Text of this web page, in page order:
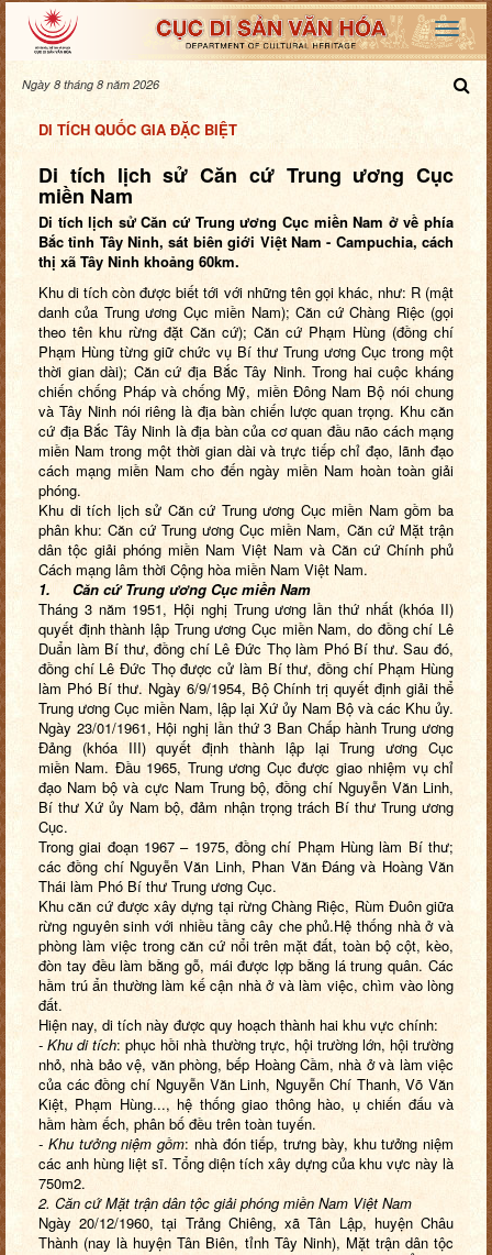
Ngày 8 tháng 8 năm 2026
DI TÍCH QUỐC GIA ĐẶC BIỆT
Di tích lịch sử Căn cứ Trung ương Cục
miền Nam
Di tích lịch sử Căn cứ Trung ương Cục miền Nam ở về phía
Bắc tỉnh Tây Ninh, sát biên giới Việt Nam - Campuchia, cách
thị xã Tây Ninh khoảng 60km.
Khu di tích còn được biết tới với những tên gọi khác, như: R (mật
danh của Trung ương Cục miền Nam); Căn cứ Chàng Riệc (gọi
theo tên khu rừng đặt Căn cứ); Căn cứ Phạm Hùng (đồng chí
Phạm Hùng từng giữ chức vụ Bí thư Trung ương Cục trong một
thời gian dài); Căn cứ địa Bắc Tây Ninh. Trong hai cuộc kháng
chiến chống Pháp và chống Mỹ, miền Đông Nam Bộ nói chung
và Tây Ninh nói riêng là địa bàn chiến lược quan trọng. Khu căn
cứ địa Bắc Tây Ninh là địa bàn của cơ quan đầu não cách mạng
miền Nam trong một thời gian dài và trực tiếp chỉ đạo, lãnh đạo
cách mạng miền Nam cho đến ngày miền Nam hoàn toàn giải
phóng.
Khu di tích lịch sử Căn cứ Trung ương Cục miền Nam gồm ba
phân khu: Căn cứ Trung ương Cục miền Nam, Căn cứ Mặt trận
dân tộc giải phóng miền Nam Việt Nam và Căn cứ Chính phủ
Cách mạng lâm thời Cộng hòa miền Nam Việt Nam.
1. Căn cứ Trung ương Cục miền Nam
Tháng 3 năm 1951, Hội nghị Trung ương lần thứ nhất (khóa II)
quyết định thành lập Trung ương Cục miền Nam, do đồng chí Lê
Duẩn làm Bí thư, đồng chí Lê Đức Thọ làm Phó Bí thư. Sau đó,
đồng chí Lê Đức Thọ được cử làm Bí thư, đồng chí Phạm Hùng
làm Phó Bí thư. Ngày 6/9/1954, Bộ Chính trị quyết định giải thể
Trung ương Cục miền Nam, lập lại Xứ ủy Nam Bộ và các Khu ủy.
Ngày 23/01/1961, Hội nghị lần thứ 3 Ban Chấp hành Trung ương
Đảng (khóa III) quyết định thành lập lại Trung ương Cục
miền Nam. Đầu 1965, Trung ương Cục được giao nhiệm vụ chỉ
đạo Nam bộ và cực Nam Trung bộ, đồng chí Nguyễn Văn Linh,
Bí thư Xứ ủy Nam bộ, đảm nhận trọng trách Bí thư Trung ương
Cục.
Trong giai đoạn 1967 – 1975, đồng chí Phạm Hùng làm Bí thư;
các đồng chí Nguyễn Văn Linh, Phan Văn Đáng và Hoàng Văn
Thái làm Phó Bí thư Trung ương Cục.
Khu căn cứ được xây dựng tại rừng Chàng Riệc, Rùm Đuôn giữa
rừng nguyên sinh với nhiều tầng cây che phủ.Hệ thống nhà ở và
phòng làm việc trong căn cứ nổi trên mặt đất, toàn bộ cột, kèo,
đòn tay đều làm bằng gỗ, mái được lợp bằng lá trung quân. Các
hầm trú ẩn thường làm kế cận nhà ở và làm việc, chìm vào lòng
đất.
Hiện nay, di tích này được quy hoạch thành hai khu vực chính:
- Khu di tích: phục hồi nhà thường trực, hội trường lớn, hội trường
nhỏ, nhà bảo vệ, văn phòng, bếp Hoàng Cầm, nhà ở và làm việc
của các đồng chí Nguyễn Văn Linh, Nguyễn Chí Thanh, Võ Văn
Kiệt, Phạm Hùng..., hệ thống giao thông hào, ụ chiến đấu và
hầm hàm ếch, phân bố đều trên toàn tuyến.
- Khu tưởng niệm gồm: nhà đón tiếp, trưng bày, khu tưởng niệm
các anh hùng liệt sĩ. Tổng diện tích xây dựng của khu vực này là
750m2.
2. Căn cứ Mặt trận dân tộc giải phóng miền Nam Việt Nam
Ngày 20/12/1960, tại Trảng Chiêng, xã Tân Lập, huyện Châu
Thành (nay là huyện Tân Biên, tỉnh Tây Ninh), Mặt trận dân tộc